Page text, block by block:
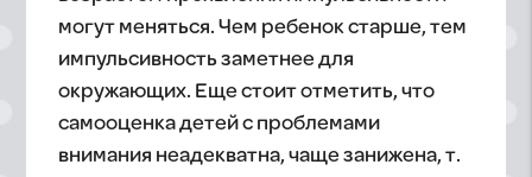
могут меняться. Чем ребенок старше, тем
импульсивность заметнее для
окружающих. Еще стоит отметить, что
самооценка детей с проблемами
внимания неадекватна, чаще занижена, т.